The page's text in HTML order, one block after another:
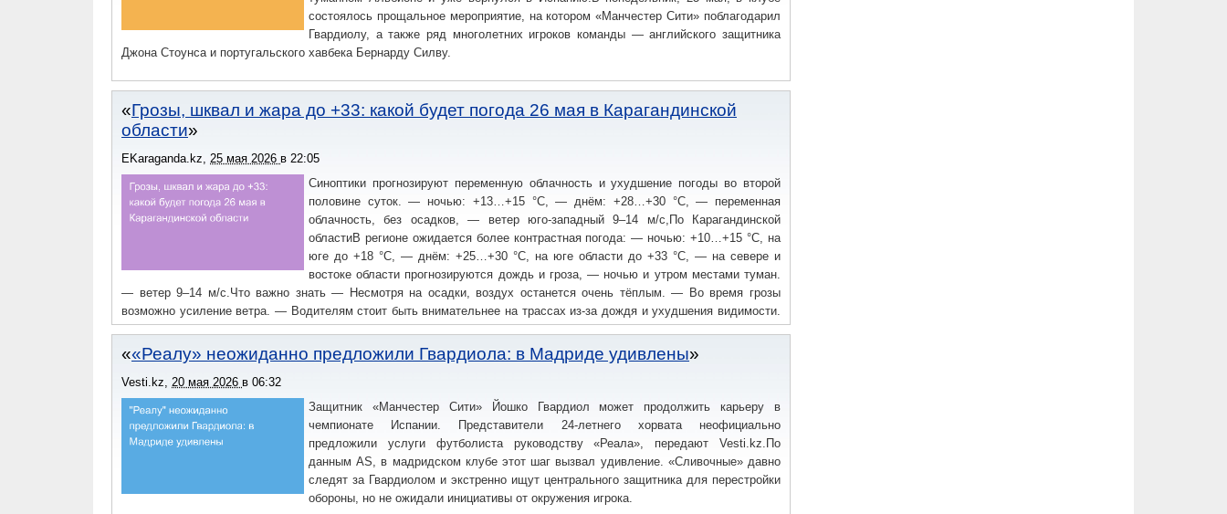
состоялось прощальное мероприятие, на котором «Манчестер Сити» поблагодарил
Гвардиолу, а также ряд многолетних игроков команды — английского защитника
Джона Стоунса и португальского хавбека Бернарду Силву.
Грозы, шквал и жара до +33: какой будет погода 26 мая в Карагандинской
области
EKaraganda.kz, 25 мая 2026 в 22:05
Синоптики прогнозируют переменную облачность и ухудшение погоды во второй
половине суток. — ночью: +13…+15 °C, — днём: +28…+30 °C, — переменная
облачность, без осадков, — ветер юго-западный 9–14 м/с,По Карагандинской
областиВ регионе ожидается более контрастная погода: — ночью: +10…+15 °C, на
юге до +18 °C, — днём: +25…+30 °C, на юге области до +33 °C, — на севере и
востоке области прогнозируются дождь и гроза, — ночью и утром местами туман.
— ветер 9–14 м/с.Что важно знать — Несмотря на осадки, воздух останется очень тёплым. — Во время грозы
возможно усиление ветра. — Водителям стоит быть внимательнее на трассах из-за дождя и ухудшения видимости.
— Жителям рекомендуется учитывать переменчивость погоды при поездках и прогулках.Рекомендации — Лучше
взять с собой зонт или дождевик. — В жаркие часы дня стоит избегать долгого пребывания на солнце. — При грозе
желательно избегать открытых участков и высоких деревьев.26 мая в Карагандинской области ожидается сочетание
майского тепла и грозовой активности.
«Реалу» неожиданно предложили Гвардиола: в Мадриде удивлены
Vesti.kz, 20 мая 2026 в 06:32
Защитник «Манчестер Сити» Йошко Гвардиол может продолжить карьеру в
чемпионате Испании. Представители 24-летнего хорвата неофициально
предложили услуги футболиста руководству «Реала», передают Vesti.kz.По
данным AS, в мадридском клубе этот шаг вызвал удивление. «Сливочные» давно
следят за Гвардиолом и экстренно ищут центрального защитника для перестройки
обороны, но не ожидали инициативы от окружения игрока.